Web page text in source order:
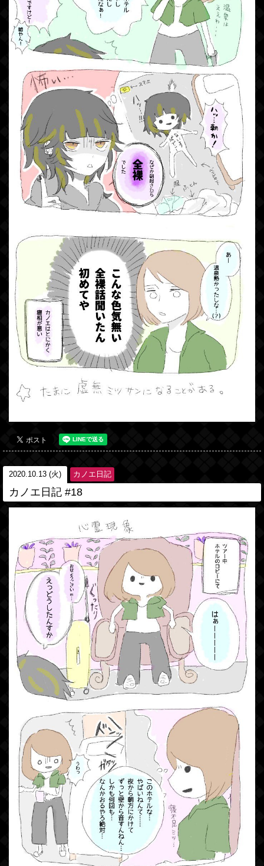
2020.10.13 (火) カノエ日記
カノエ日記 #18